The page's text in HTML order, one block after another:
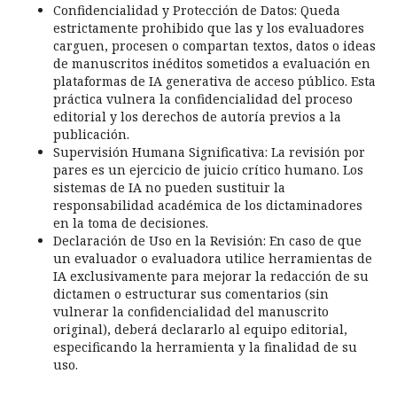
Confidencialidad y Protección de Datos: Queda
estrictamente prohibido que las y los evaluadores
carguen, procesen o compartan textos, datos o ideas
de manuscritos inéditos sometidos a evaluación en
plataformas de IA generativa de acceso público. Esta
práctica vulnera la confidencialidad del proceso
editorial y los derechos de autoría previos a la
publicación.
Supervisión Humana Significativa: La revisión por
pares es un ejercicio de juicio crítico humano. Los
sistemas de IA no pueden sustituir la
responsabilidad académica de los dictaminadores
en la toma de decisiones.
Declaración de Uso en la Revisión: En caso de que
un evaluador o evaluadora utilice herramientas de
IA exclusivamente para mejorar la redacción de su
dictamen o estructurar sus comentarios (sin
vulnerar la confidencialidad del manuscrito
original), deberá declararlo al equipo editorial,
especificando la herramienta y la finalidad de su
uso.